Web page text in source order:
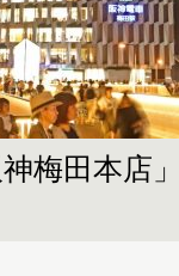
梅田本店